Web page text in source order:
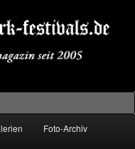
Foto-Archiv